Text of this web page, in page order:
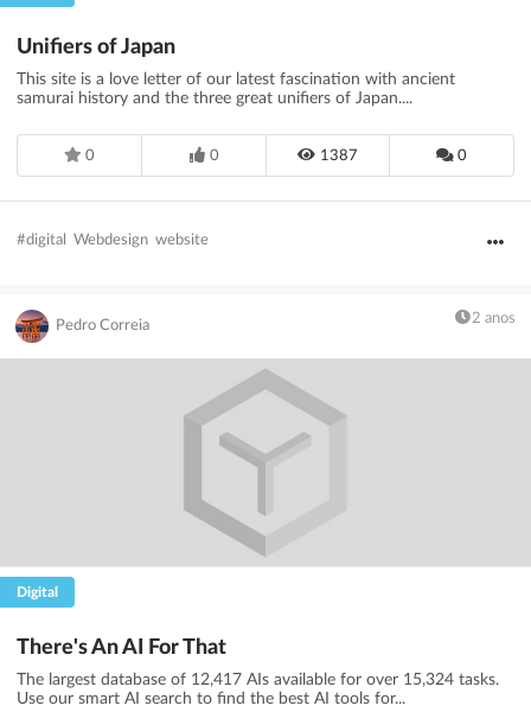
Unifiers of Japan
This site is a love letter of our latest fascination with ancient
samurai history and the three great unifiers of Japan....
0 0 1387 0
#digital Webdesign website
Pedro Correia 2 anos
Digital
There's An AI For That
The largest database of 12,417 AIs available for over 15,324 tasks.
Use our smart AI search to find the best AI tools for...